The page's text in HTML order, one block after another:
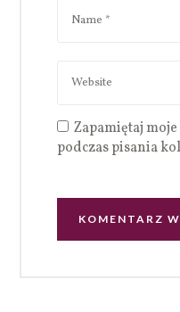
Zapamiętaj
podczas pisania